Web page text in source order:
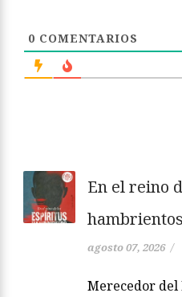
0 COMENTARIOS
En el reino
agosto 07, 2026 /
Merecedor del